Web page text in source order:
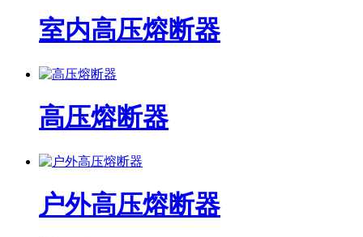
室内高压熔断器
高压熔断器
户外高压熔断器